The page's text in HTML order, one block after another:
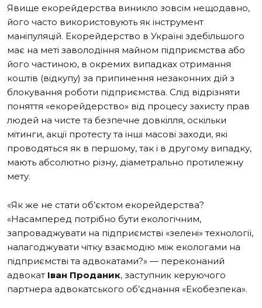
Явище екорейдерства виникло зовсім нещодавно,
його часто використовують як інструмент
маніпуляцій. Екорейдерство в Україні здебільшого
має на меті заволодіння майном підприємства або
його частиною, в окремих випадках отримання
коштів (відкупу) за припинення незаконних дій з
блокування роботи підприємства. Слід відрізняти
поняття «екорейдерство» від процесу захисту прав
людей на чисте та безпечне довкілля, оскільки
мітинги, акції протесту та інші масові заходи, які
проводяться як в першому, так і в другому випадку,
мають абсолютно різну, діаметрально протилежну
мету.
«Як же не стати об’єктом екорейдерства?
«Насамперед потрібно бути екологічним,
запроваджувати на підприємстві «зелені» технології,
налагоджувати чітку взаємодію між екологами на
підприємстві та адвокатами?» — переконаний
адвокат Іван Проданик, заступник керуючого
партнера адвокатського об’єднання «Екобезпека».